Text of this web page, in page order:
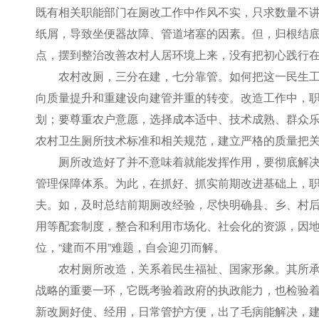
既有相关职能部门在厕改工作中作风不实，只求数量不
纸屑，导致坐便器故障、管道堵塞的因素。但，归根结
点，摆到整治改善农村人居环境上来，没有把初心践行
农村改厕，三分在建，七分靠管。如何把这一民生
向质量提升和重建设向建管并重的转变。改造工作中，
划；要尊重农户意愿，选择成本适中、技术成熟、群众
农村卫生厕所技术标准和相关规范，建立严格的质量把
厕所改造好了并不意味着就能发挥作用，要彻底解
管理保障体系。为此，在抓好、抓实前期改进基础上，
夫。如，及时总结前期厕改经验，尽快明确县、乡、村
用等配套制度，整合和利用市场化、社会化的资源，因
位，“建而不用”难题，自会迎刃而解。
农村厕所改造，关系着民生福祉、国家形象。其所
战略的重要一环，它既考验着政府的执政能力，也检验
新改厕好使、经用，日常管护方便，出了毛病能解决，